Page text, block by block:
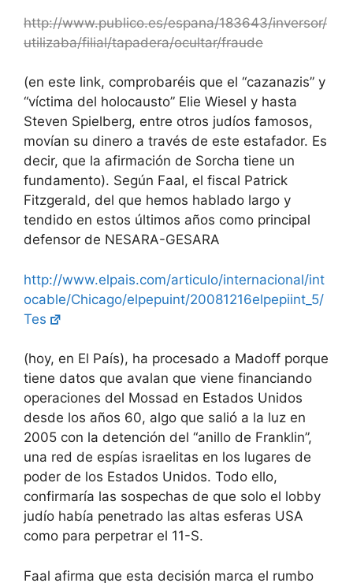
http://www.publico.es/espana/183643/inversor/
utilizaba/filial/tapadera/ocultar/fraude
(en este link, comprobaréis que el “cazanazis” y
“víctima del holocausto” Elie Wiesel y hasta
Steven Spielberg, entre otros judíos famosos,
movían su dinero a través de este estafador. Es
decir, que la afirmación de Sorcha tiene un
fundamento). Según Faal, el fiscal Patrick
Fitzgerald, del que hemos hablado largo y
tendido en estos últimos años como principal
defensor de NESARA-GESARA
http://www.elpais.com/articulo/internacional/int
ocable/Chicago/elpepuint/20081216elpepiint_5/
Tes
(hoy, en El País), ha procesado a Madoff porque
tiene datos que avalan que viene financiando
operaciones del Mossad en Estados Unidos
desde los años 60, algo que salió a la luz en
2005 con la detención del “anillo de Franklin”,
una red de espías israelitas en los lugares de
poder de los Estados Unidos. Todo ello,
confirmaría las sospechas de que solo el lobby
judío había penetrado las altas esferas USA
como para perpetrar el 11-S.
Faal afirma que esta decisión marca el rumbo